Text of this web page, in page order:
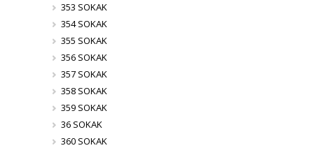
353 SOKAK
354 SOKAK
355 SOKAK
356 SOKAK
357 SOKAK
358 SOKAK
359 SOKAK
36 SOKAK
360 SOKAK